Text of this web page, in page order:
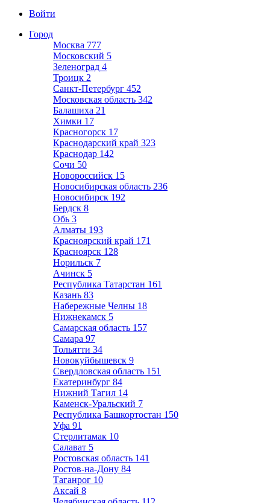
Войти
Город
Москва 777
Московский 5
Зеленоград 4
Троицк 2
Санкт-Петербург 452
Московская область 342
Балашиха 21
Химки 17
Красногорск 17
Краснодарский край 323
Краснодар 142
Сочи 50
Новороссийск 15
Новосибирская область 236
Новосибирск 192
Бердск 8
Обь 3
Алматы 193
Красноярский край 171
Красноярск 128
Норильск 7
Ачинск 5
Республика Татарстан 161
Казань 83
Набережные Челны 18
Нижнекамск 5
Самарская область 157
Самара 97
Тольятти 34
Новокуйбышевск 9
Свердловская область 151
Екатеринбург 84
Нижний Тагил 14
Каменск-Уральский 7
Республика Башкортостан 150
Уфа 91
Стерлитамак 10
Салават 5
Ростовская область 141
Ростов-на-Дону 84
Таганрог 10
Аксай 8